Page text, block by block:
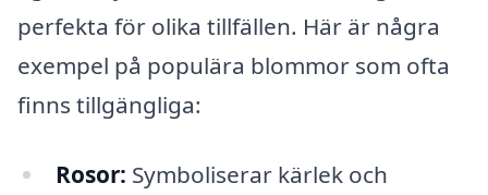
perfekta för olika tillfällen. Här är några
exempel på populära blommor som ofta
finns tillgängliga:
Rosor: Symboliserar kärlek och